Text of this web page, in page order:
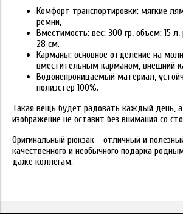
Комфорт транспортировки: мягкие
ремни,
Вместимость: вес: 300 гр, объем: 15
28 см.
Карманы: основное отделение на
вместительным карманом, внешний
Водонепроницаемый материал,
полиэстер 100%.
Такая вещь будет радовать каждый день, а
изображение не оставит без внимания со
Оригинальный рюкзак - отличный и
качественного и необычного подарка
даже коллегам.